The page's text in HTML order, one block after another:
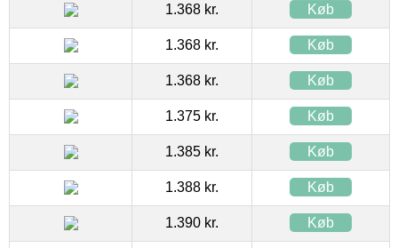
1.368 kr. Køb
1.368 kr. Køb
1.368 kr. Køb
1.375 kr. Køb
1.385 kr. Køb
1.388 kr. Køb
1.390 kr. Køb